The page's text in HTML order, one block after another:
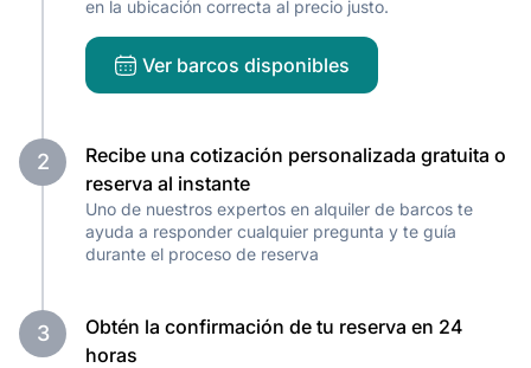
en la ubicación correcta al precio justo.
Ver barcos disponibles
2
Recibe una cotización personalizada gratuita o
reserva al instante
Uno de nuestros expertos en alquiler de barcos te
ayuda a responder cualquier pregunta y te guía
durante el proceso de reserva
3
Obtén la confirmación de tu reserva en 24
horas